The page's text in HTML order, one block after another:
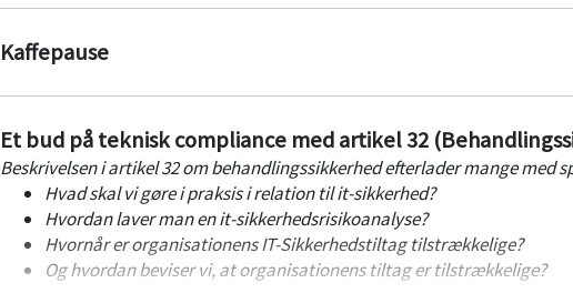
Kaffepause
Et bud på teknisk compliance med artikel 32
Beskrivelsen i artikel 32 om behandlingssikkerhed efterlader mange med
Hvad skal vi gøre i praksis i relation til it-sikkerhed?
Hvordan laver man en it-sikkerhedsrisikoanalyse?
Hvornår er organisationens IT-Sikkerhedstiltag tilstrækkelige?
Og hvordan beviser vi, at organisationens tiltag er tilstrækkelige?